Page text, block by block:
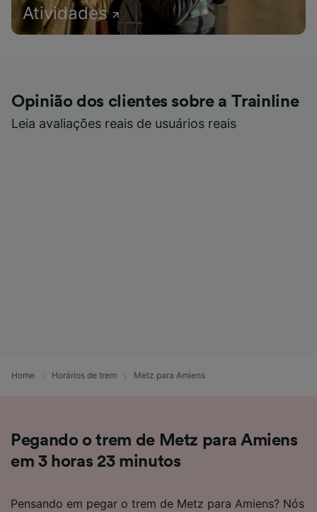
Atividades
Opinião dos clientes sobre a Trainline
Leia avaliações reais de usuários reais
Home Horários de trem Metz para Amiens
Pegando o trem de Metz para Amiens
em 3 horas 23 minutos
Pensando em pegar o trem de Metz para Amiens? Nós